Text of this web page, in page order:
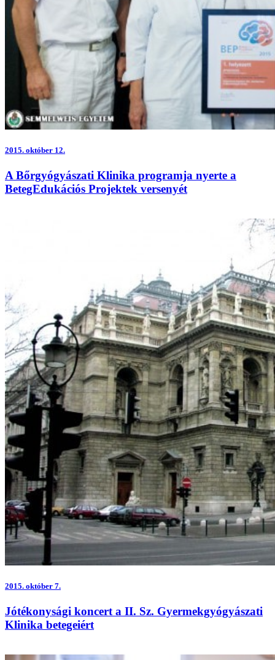
2015. október 12.
A Bőrgyógyászati Klinika programja nyerte a
BetegEdukációs Projektek versenyét
2015. október 7.
Jótékonysági koncert a II. Sz. Gyermekgyógyászati
Klinika betegeiért